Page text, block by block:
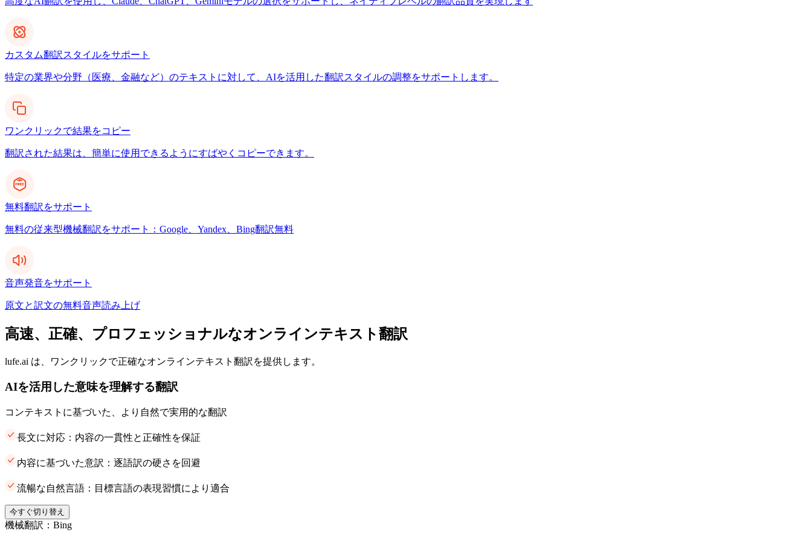
カスタム翻訳スタイルをサポート
特定の業界や分野（医療、金融など）のテキストに対して、AIを活用した翻訳スタイルの調整をサポートします。
ワンクリックで結果をコピー
翻訳された結果は、簡単に使用できるようにすばやくコピーできます。
無料翻訳をサポート
無料の従来型機械翻訳をサポート：Google、Yandex、Bing翻訳無料
音声発音をサポート
原文と訳文の無料音声読み上げ
高速、正確、プロフェッショナルなオンラインテキスト翻訳
lufe.ai は、ワンクリックで正確なオンラインテキスト翻訳を提供します。
AIを活用した意味を理解する翻訳
コンテキストに基づいた、より自然で実用的な翻訳
長文に対応：内容の一貫性と正確性を保証
内容に基づいた意訳：逐語訳の硬さを回避
流暢な自然言語：目標言語の表現習慣により適合
今すぐ切り替え
機械翻訳：Bing